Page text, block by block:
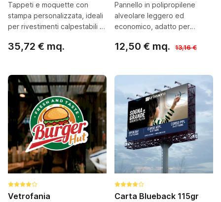
Tappeti e moquette con
stampa personalizzata, ideali
per rivestimenti calpestabili e
35,72 € mq.
Configura ora
Pannello in polipropilene
alveolare leggero ed
economico, adatto per
esterna
12,50 € mq. 13,16 €
Configura ora
Vetrofania
Carta Blueback 115gr